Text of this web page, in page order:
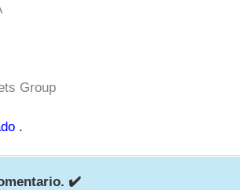
Group
.
✔️